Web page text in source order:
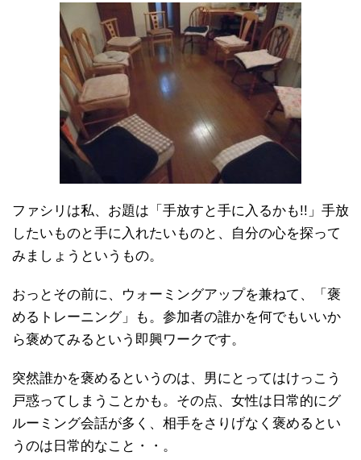
ファシリは私、お題は「手放すと手に入るかも!!」手放
したいものと手に入れたいものと、自分の心を探って
みましょうというもの。
おっとその前に、ウォーミングアップを兼ねて、「褒
めるトレーニング」も。参加者の誰かを何でもいいか
ら褒めてみるという即興ワークです。
突然誰かを褒めるというのは、男にとってはけっこう
戸惑ってしまうことかも。その点、女性は日常的にグ
ルーミング会話が多く、相手をさりげなく褒めるとい
うのは日常的なこと・・。